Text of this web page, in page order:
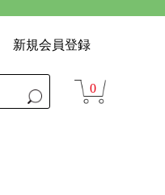
新規会員登録
0